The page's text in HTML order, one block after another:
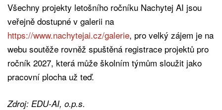
Všechny projekty letošního ročníku Nachytej AI jsou
veřejně dostupné v galerii na
https://www.nachytejai.cz/galerie, pro velký zájem je na
webu soutěže rovněž spuštěná registrace projektů pro
ročník 2027, která může školním týmům sloužit jako
pracovní plocha už teď.
Zdroj: EDU-AI, o.p.s.